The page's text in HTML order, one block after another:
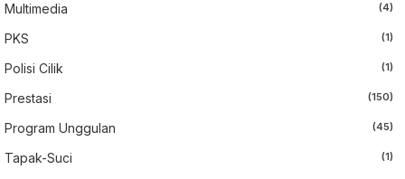
Multimedia (4)
PKS (1)
Polisi Cilik (1)
Prestasi (150)
Program Unggulan (45)
Tapak-Suci (1)